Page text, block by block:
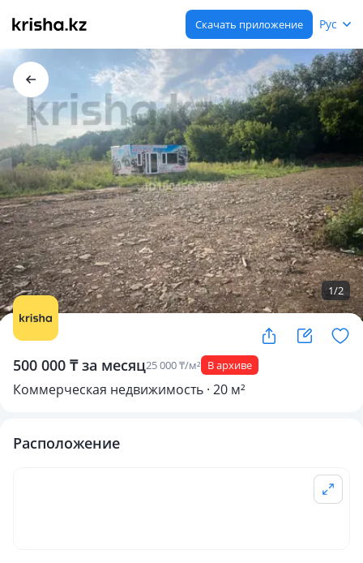
Скачать приложение Рус
1/2
500 000 ₸ за месяц25 000 ₸/м² В архиве
Коммерческая недвижимость · 20 м²
Расположение